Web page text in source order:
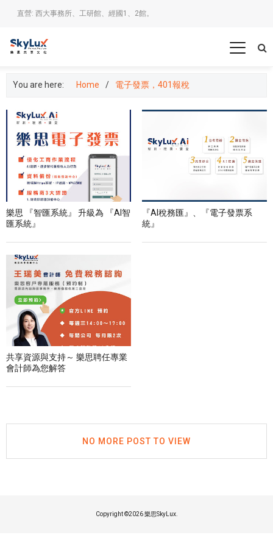
直營: 西大事務所、工研館、經國1、2館。
You are here: Home 電子發票，401報稅
樂思 『智匯系統』 升級為 『AI智
匯系統』
『AI稅務匯』、『電子發票系
統』
共享資源與支持～ 樂思聘任專業
會計師為您解答
NO MORE POST TO VIEW
Copyright ©2026 樂思SkyLux.